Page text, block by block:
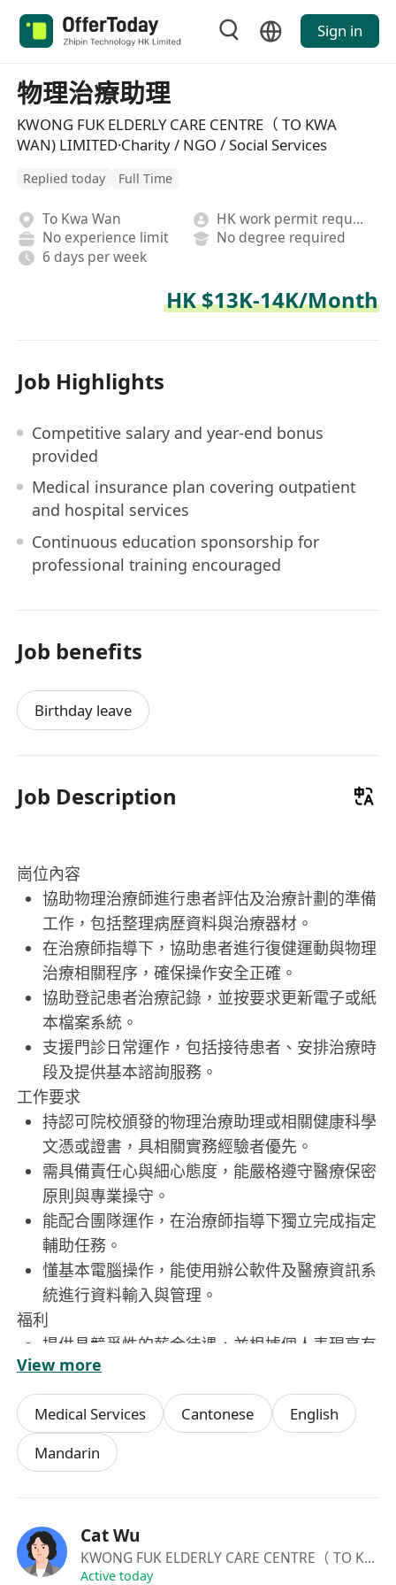
Sign in
物理治療助理
KWONG FUK ELDERLY CARE CENTRE（ TO KWA
WAN) LIMITED·Charity / NGO / Social Services
Replied today Full Time
To Kwa Wan
HK work permit required
No experience limit
No degree required
6 days per week
HK $13K-14K/Month
Job Highlights
Competitive salary and year-end bonus
provided
Medical insurance plan covering outpatient
and hospital services
Continuous education sponsorship for
professional training encouraged
Job benefits
Birthday leave
Job Description
崗位內容
協助物理治療師進行患者評估及治療計劃的準備
工作，包括整理病歷資料與治療器材。
在治療師指導下，協助患者進行復健運動與物理
治療相關程序，確保操作安全正確。
協助登記患者治療記錄，並按要求更新電子或紙
本檔案系統。
支援門診日常運作，包括接待患者、安排治療時
段及提供基本諮詢服務。
工作要求
持認可院校頒發的物理治療助理或相關健康科學
文憑或證書，具相關實務經驗者優先。
需具備責任心與細心態度，能嚴格遵守醫療保密
原則與專業操守。
能配合團隊運作，在治療師指導下獨立完成指定
輔助任務。
懂基本電腦操作，能使用辦公軟件及醫療資訊系
統進行資料輸入與管理。
福利
提供具競爭性的薪金待遇，並根據個人表現享有
年終獎金。
享有法定公眾假期，以及按服務年資遞增的有薪
年假。
提供持續進修資助，鼓勵員工參與與職務相關的
培訓課程。
良好的職業發展空間，表現優異者可獲晉升為高
級助理或參與更多專業項目。
View more
Medical Services Cantonese
English
Mandarin
Cat Wu
KWONG FUK ELDERLY CARE CENTRE（ TO KWA WAN) LIMITED
Active today